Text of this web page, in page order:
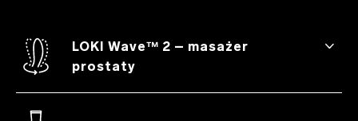
LOKI Wave™ 2 – masażer
prostaty